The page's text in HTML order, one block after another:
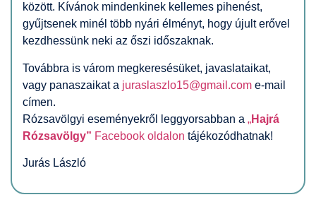
között. Kívánok mindenkinek kellemes pihenést,
gyűjtsenek minél több nyári élményt, hogy újult erővel
kezdhessünk neki az őszi időszaknak.
Továbbra is várom megkeresésüket, javaslataikat,
vagy panaszaikat a juraslaszlo15@gmail.com e-mail
címen.
Rózsavölgyi eseményekről
eggyorsabban a „Hajrá
Rózsavölgy” Facebook oldalon tájékozódhatnak!
Jurás László